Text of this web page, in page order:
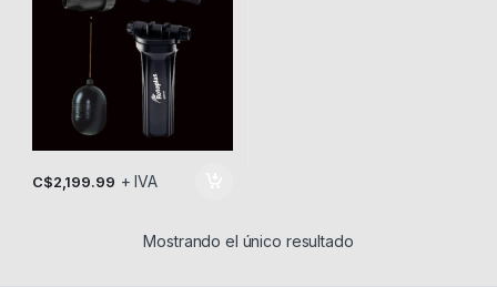
C$2,199.99 + IVA
Mostrando el único resultado